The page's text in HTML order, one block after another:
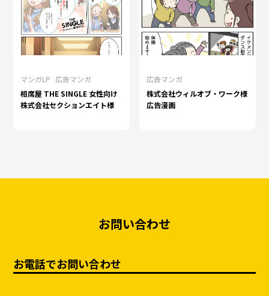
マンガLP 広告マンガ
相席屋 THE SINGLE 女性向け
株式会社セクションエイト様
広告マンガ
株式会社ウィルオブ・ワーク様
広告漫画
お問い合わせ
お電話でお問い合わせ